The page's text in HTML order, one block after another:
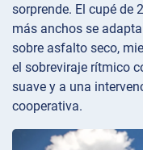
sorprende. El cupé de
más anchos se
sobre asfalto seco,
el sobreviraje rítmico
suave y a una
cooperativa.